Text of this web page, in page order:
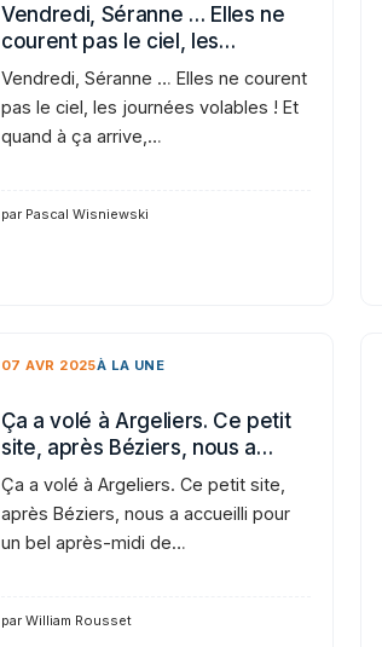
Vendredi, Séranne … Elles ne
courent pas le ciel, les…
Vendredi, Séranne … Elles ne courent
pas le ciel, les journées volables ! Et
quand à ça arrive,…
par Pascal Wisniewski
07 AVR 2025À LA UNE
Ça a volé à Argeliers. Ce petit
site, après Béziers, nous a…
Ça a volé à Argeliers. Ce petit site,
après Béziers, nous a accueilli pour
un bel après-midi de…
par William Rousset